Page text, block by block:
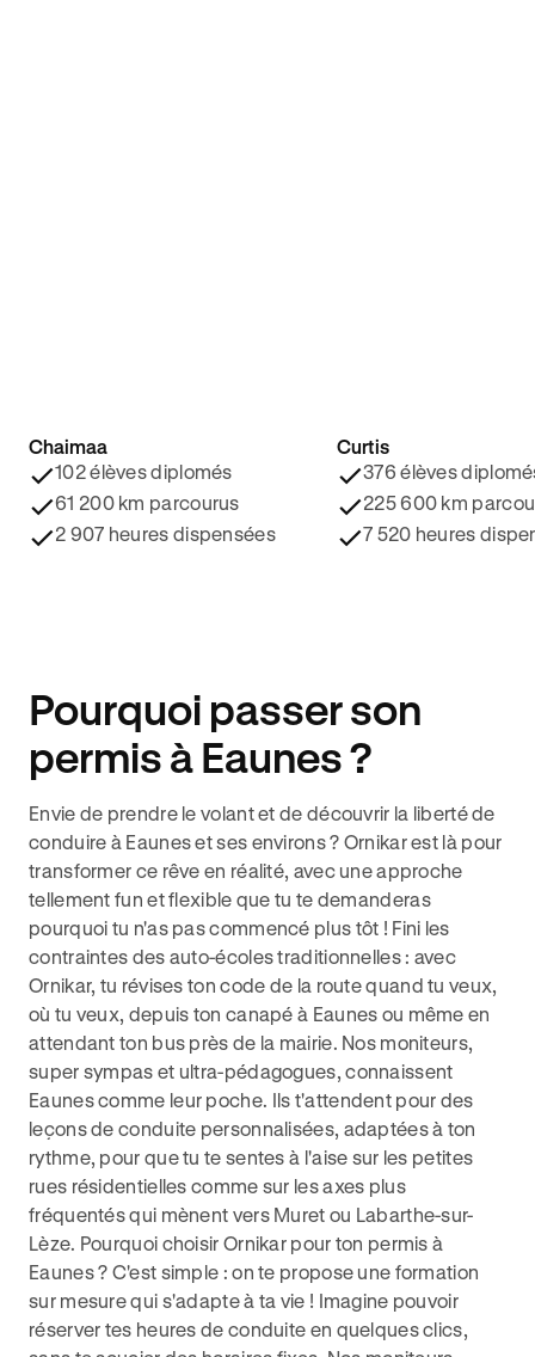
4.8/5 ⭐️
Chaimaa
102 élèves diplomés
61 200 km parcourus
2 907 heures dispensées
4.9/5 ⭐️
Curtis
376 élèves
225 600 km
7 520 heures
Pourquoi passer son
permis à Eaunes ?
Envie de prendre le volant et de découvrir la liberté de
conduire à Eaunes et ses environs ? Ornikar est là pour
transformer ce rêve en réalité, avec une approche
tellement fun et flexible que tu te demanderas
pourquoi tu n'as pas commencé plus tôt ! Fini les
contraintes des auto-écoles traditionnelles : avec
Ornikar, tu révises ton code de la route quand tu veux,
où tu veux, depuis ton canapé à Eaunes ou même en
attendant ton bus près de la mairie. Nos moniteurs,
super sympas et ultra-pédagogues, connaissent
Eaunes comme leur poche. Ils t'attendent pour des
leçons de conduite personnalisées, adaptées à ton
rythme, pour que tu te sentes à l'aise sur les petites
rues résidentielles comme sur les axes plus
fréquentés qui mènent vers Muret ou Labarthe-sur-
Lèze. Pourquoi choisir Ornikar pour ton permis à
Eaunes ? C'est simple : on te propose une formation
sur mesure qui s'adapte à ta vie ! Imagine pouvoir
réserver tes heures de conduite en quelques clics,